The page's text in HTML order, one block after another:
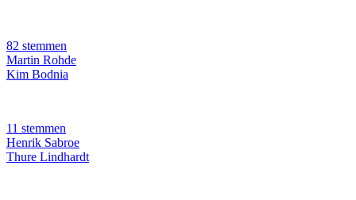
82 stemmen
Martin Rohde
Kim Bodnia
11 stemmen
Henrik Sabroe
Thure Lindhardt